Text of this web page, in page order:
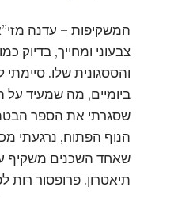
המשקיפות – עדנה
צבעוני ומחייך, בדיוק
והססגונית שלו.
ביומיים, מה שמעיד
שסגרתי את הספר
הנוף הפתוח, נרגעתי
שאחד השכנים משקיף
תיאטרון. פרופסור רות